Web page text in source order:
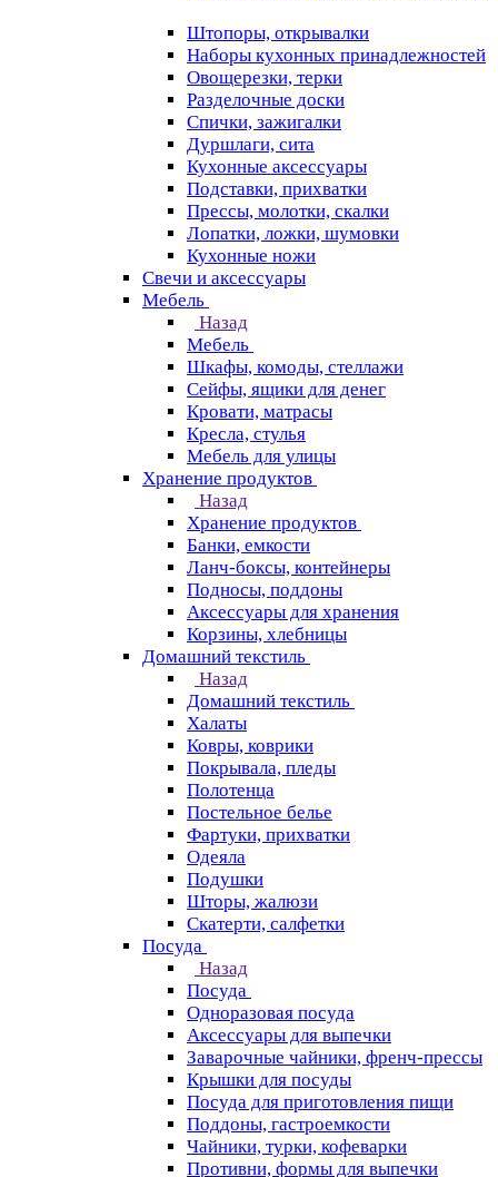
Штопоры, открывалки
Наборы кухонных принадлежностей
Овощерезки, терки
Разделочные доски
Спички, зажигалки
Дуршлаги, сита
Кухонные аксессуары
Подставки, прихватки
Прессы, молотки, скалки
Лопатки, ложки, шумовки
Кухонные ножи
Свечи и аксессуары
Мебель
Назад
Мебель
Шкафы, комоды, стеллажи
Сейфы, ящики для денег
Кровати, матрасы
Кресла, стулья
Мебель для улицы
Хранение продуктов
Назад
Хранение продуктов
Банки, емкости
Ланч-боксы, контейнеры
Подносы, поддоны
Аксессуары для хранения
Корзины, хлебницы
Домашний текстиль
Назад
Домашний текстиль
Халаты
Ковры, коврики
Покрывала, пледы
Полотенца
Постельное белье
Фартуки, прихватки
Одеяла
Подушки
Шторы, жалюзи
Скатерти, салфетки
Посуда
Назад
Посуда
Одноразовая посуда
Аксессуары для выпечки
Заварочные чайники, френч-прессы
Крышки для посуды
Посуда для приготовления пищи
Поддоны, гастроемкости
Чайники, турки, кофеварки
Противни, формы для выпечки